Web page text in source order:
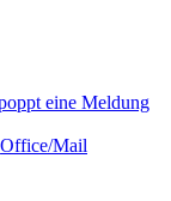
eine Meldung
Office/Mail